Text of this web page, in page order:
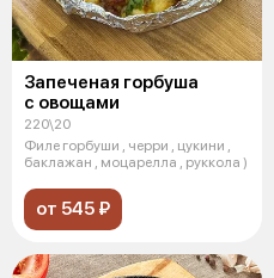
Запеченая горбуша
с овощами
220\20
Филе горбуши , черри , цукини ,
баклажан , моцарелла , руккола )
от 545 ₽